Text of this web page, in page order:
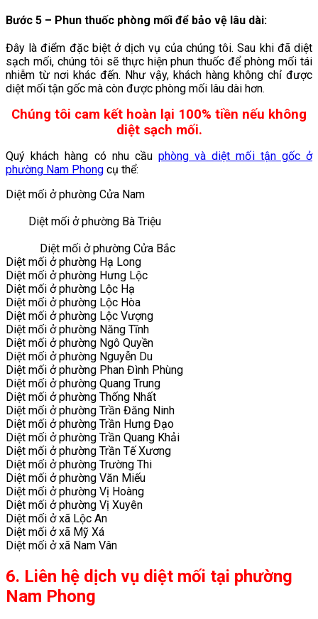
Bước 5 – Phun thuốc phòng mối để bảo vệ lâu dài:
Đây là điểm đặc biệt ở dịch vụ của chúng tôi. Sau khi đã diệt
sạch mối, chúng tôi sẽ thực hiện phun thuốc để phòng mối tái
nhiễm từ nơi khác đến. Như vậy, khách hàng không chỉ được
diệt mối tận gốc mà còn được phòng mối lâu dài hơn.
Chúng tôi cam kết hoàn lại 100% tiền nếu không
diệt sạch mối.
Quý khách hàng có nhu cầu phòng và diệt mối tận gốc ở
phường Nam Phong cụ thể:
Diệt mối ở phường Cửa Nam
Diệt mối ở phường Bà Triệu
Diệt mối ở phường Cửa Bắc
Diệt mối ở phường Hạ Long
Diệt mối ở phường Hưng Lộc
Diệt mối ở phường Lộc Hạ
Diệt mối ở phường Lộc Hòa
Diệt mối ở phường Lộc Vượng
Diệt mối ở phường Năng Tĩnh
Diệt mối ở phường Ngô Quyền
Diệt mối ở phường Nguyễn Du
Diệt mối ở phường Phan Đình Phùng
Diệt mối ở phường Quang Trung
Diệt mối ở phường Thống Nhất
Diệt mối ở phường Trần Đăng Ninh
Diệt mối ở phường Trần Hưng Đạo
Diệt mối ở phường Trần Quang Khải
Diệt mối ở phường Trần Tế Xương
Diệt mối ở phường Trường Thi
Diệt mối ở phường Văn Miếu
Diệt mối ở phường Vị Hoàng
Diệt mối ở phường Vị Xuyên
Diệt mối ở xã Lộc An
Diệt mối ở xã Mỹ Xá
Diệt mối ở xã Nam Vân
6. Liên hệ dịch vụ diệt mối tại phường
Nam Phong